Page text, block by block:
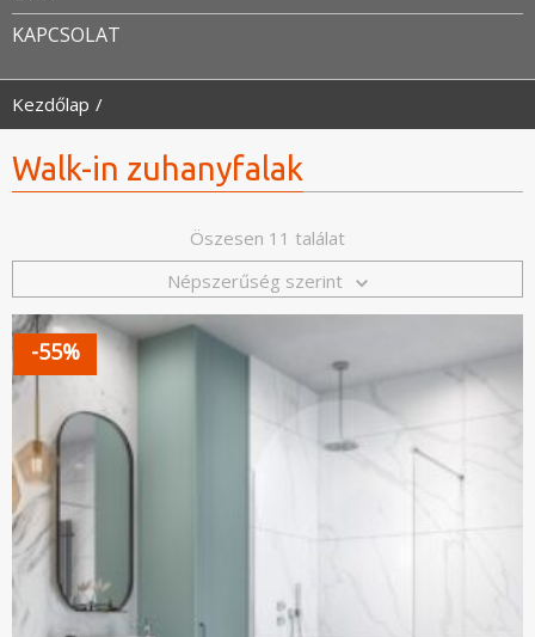
KAPCSOLAT
Kezdőlap
Walk-in zuhanyfalak
Öszesen 11 találat
Népszerűség szerint
-55%